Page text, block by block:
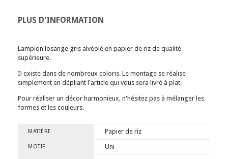
PLUS D'INFORMATION
Lampion losange gris alvéolé en papier de riz de qualité
supérieure.
Il existe dans de nombreux coloris. Le montage se réalise
simplement en dépliant l'article qui vous sera livré à plat.
Pour réaliser un décor harmonieux, n'hésitez pas à mélanger les
formes et les couleurs.
MATIÈRE Papier de riz
MOTIF Uni